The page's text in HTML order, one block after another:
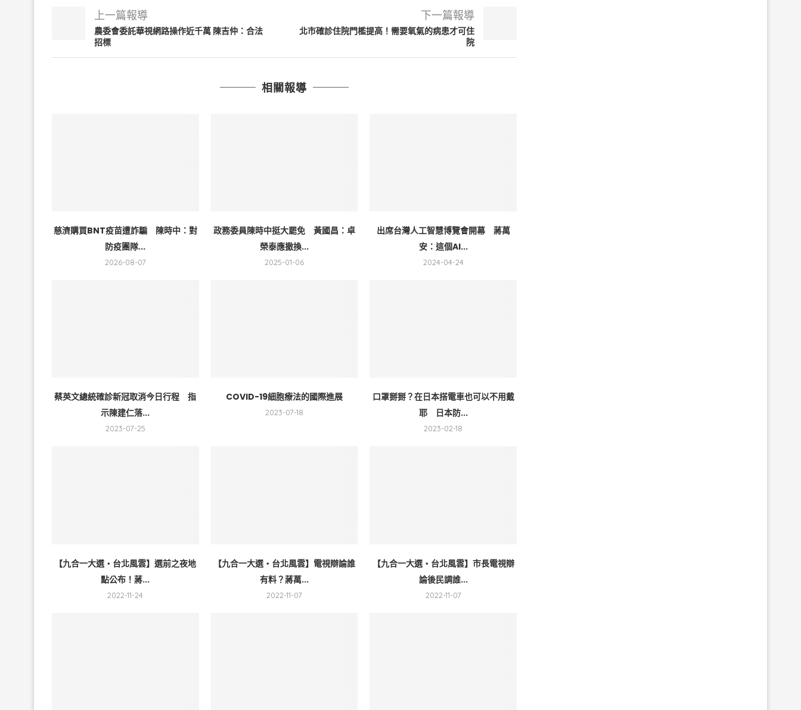
上一篇報導
農委會委託華視網路操作近千萬 陳吉仲：合法
招標
下一篇報導
北市確診住院門檻提高！需要氧氣的病患才可住
院
相關報導
慈濟購買BNT疫苗遭詐騙 陳時中：對
防疫團隊...
2026-08-07
政務委員陳時中挺大罷免 黃國昌：卓
榮泰應撤換...
2025-01-06
出席台灣人工智慧博覽會開幕 蔣萬
安：這個AI...
2024-04-24
蔡英文總統確診新冠取消今日行程 指
示陳建仁落...
2023-07-25
COVID-19細胞療法的國際進展
2023-07-18
口罩掰掰？在日本搭電車也可以不用戴
耶 日本防...
2023-02-18
【九合一大選・台北風雲】選前之夜地
點公布！蔣...
2022-11-24
【九合一大選・台北風雲】電視辯論誰
有料？蔣萬...
2022-11-07
【九合一大選・台北風雲】市長電視辯
論後民調誰...
2022-11-07